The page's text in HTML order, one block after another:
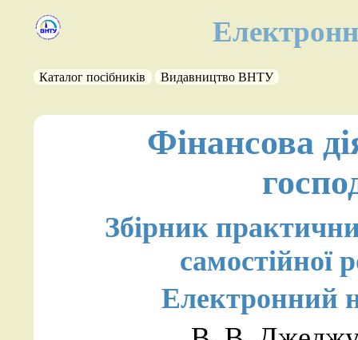
Каталог посібників Видавництво ВНТУ
Фінансова
Збірник
самостійної
Електронний